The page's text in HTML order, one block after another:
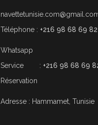
Téléphone : +216 98 68 69 82
Whatsapp
Service : +216 98 68 69
Réservation
Adresse : Hammamet, Tunisie